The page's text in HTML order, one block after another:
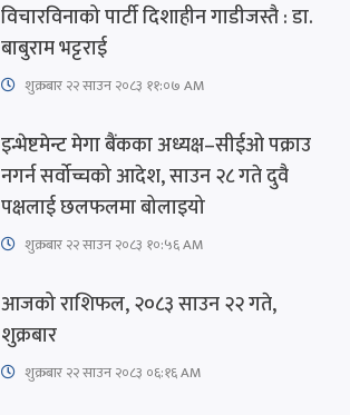
विचारविनाको पार्टी दिशाहीन गाडीजस्तै : डा.
बाबुराम भट्टराई
शुक्रबार​ २२ साउन २०८३ ११:०७ AM
इन्भेष्टमेन्ट मेगा बैंकका अध्यक्ष–सीईओ पक्राउ
नगर्न सर्वोच्चको आदेश, साउन २८ गते दुवै
पक्षलाई छलफलमा बोलाइयो
शुक्रबार​ २२ साउन २०८३ १०:५६ AM
आजको राशिफल, २०८३ साउन २२ गते,
शुक्रबार
शुक्रबार​ २२ साउन २०८३ ०६:१६ AM